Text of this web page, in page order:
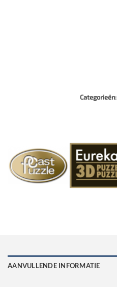
Categorieën:
AANVULLENDE INFORMATIE